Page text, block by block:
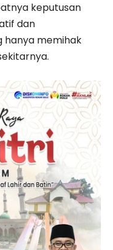
keputusan
dan
hanya memihak